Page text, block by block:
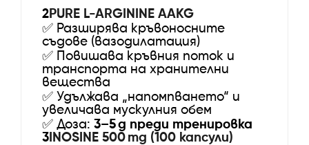
2️PURE L-ARGININE AAKG
✅ Разширява кръвоносните
съдове (вазодилатация)
✅ Повишава кръвния поток и
транспорта на хранителни
вещества
✅ Удължава „напомпването“ и
увеличава мускулния обем
✅ Доза: 3–5 g преди тренировка
3️ INOSINE 500 mg (100 капсули)